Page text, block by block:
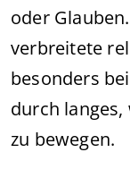
oder
verbreitete
besonders
durch
zu bewegen.